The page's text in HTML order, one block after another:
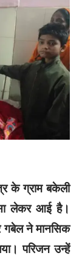
के ग्राम बकेली
लेकर आई है।
गबेल ने मानसिक
परिजन उन्हें